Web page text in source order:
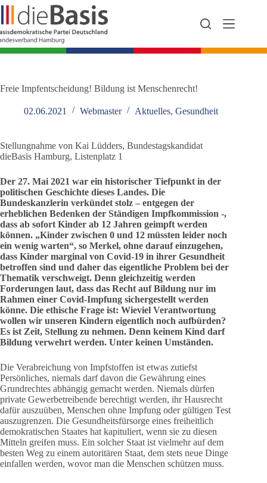
Zum
Inhalt
springen
Freie Impfentscheidung! Bildung ist Menschenrecht!
02.06.2021 Webmaster Aktuelles, Gesundheit
Stellungnahme von Kai Lüdders, Bundestagskandidat
dieBasis Hamburg, Listenplatz 1
Der 27. Mai 2021 war ein historischer Tiefpunkt in der
politischen Geschichte dieses Landes. Die
Bundeskanzlerin verkündet stolz – entgegen der
erheblichen Bedenken der Ständigen Impfkommission -,
dass ab sofort Kinder ab 12 Jahren geimpft werden
können. „Kinder zwischen 0 und 12 müssten leider noch
ein wenig warten“, so Merkel, ohne darauf einzugehen,
dass Kinder marginal von Covid-19 in ihrer Gesundheit
betroffen sind und daher das eigentliche Problem bei der
Thematik verschweigt. Denn gleichzeitig werden
Forderungen laut, dass das Recht auf Bildung nur im
Rahmen einer Covid-Impfung sichergestellt werden
könne. Die ethische Frage ist: Wieviel Verantwortung
wollen wir unseren Kindern eigentlich noch aufbürden?
Es ist Zeit, Stellung zu nehmen. Denn keinem Kind darf
Bildung verwehrt werden. Unter keinen Umständen.
Die Verabreichung von Impfstoffen ist etwas zutiefst
Persönliches, niemals darf davon die Gewährung eines
Grundrechtes abhängig gemacht werden. Niemals dürfen
private Gewerbetreibende berechtigt werden, ihr Hausrecht
dafür auszuüben, Menschen ohne Impfung oder gültigen Test
auszugrenzen. Die Gesundheitsfürsorge eines freiheitlich
demokratischen Staates hat kapituliert, wenn sie zu diesen
Mitteln greifen muss. Ein solcher Staat ist vielmehr auf dem
besten Weg zu einem autoritären Staat, dem stets neue Dinge
einfallen werden, wovor man die Menschen schützen muss.